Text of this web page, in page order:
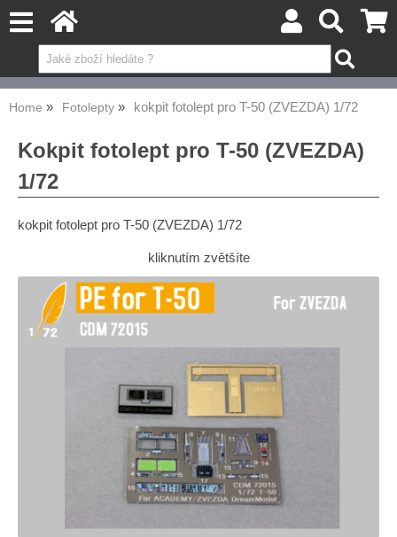
Home Fotolepty kokpit fotolept pro T-50 (ZVEZDA) 1/72
Kokpit fotolept pro T-50 (ZVEZDA)
1/72
kokpit fotolept pro T-50 (ZVEZDA) 1/72
kliknutím zvětšíte